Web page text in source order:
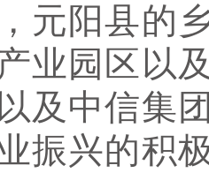
元阳县的
业园区以
及中信集
振兴的积